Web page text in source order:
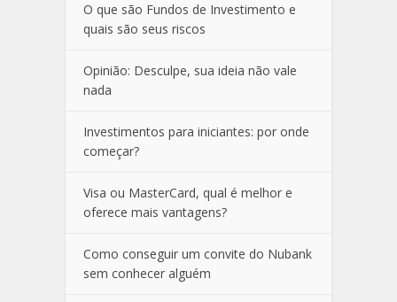
O que são Fundos de Investimento e
quais são seus riscos
Opinião: Desculpe, sua ideia não vale
nada
Investimentos para iniciantes: por onde
começar?
Visa ou MasterCard, qual é melhor e
oferece mais vantagens?
Como conseguir um convite do Nubank
sem conhecer alguém